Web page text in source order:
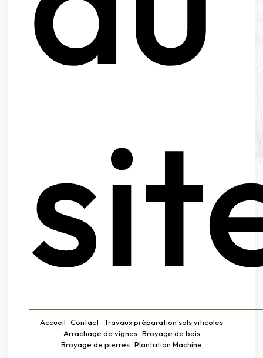
Accueil Contact Travaux préparation sols viticoles
Arrachage de vignes Broyage de bois
Broyage de pierres Plantation Machine